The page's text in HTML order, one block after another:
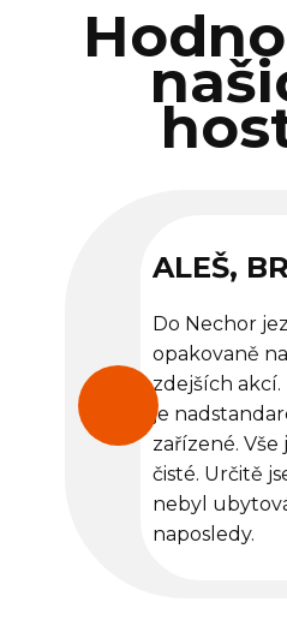
ALEŠ,
Do Nechor
opakovaně
zdejších
je
zařízené. Vše
čisté. Určitě
nebyl
naposledy.